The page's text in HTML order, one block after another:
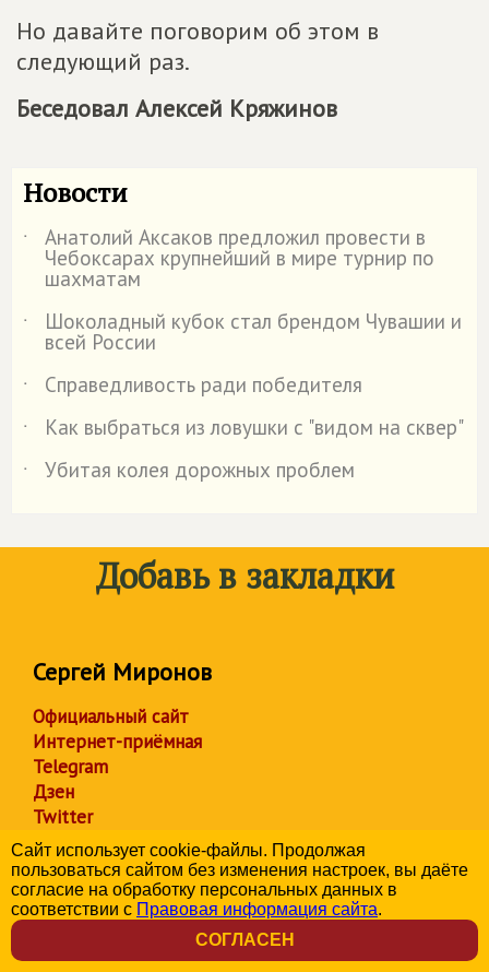
Но давайте поговорим об этом в
следующий раз.
Беседовал Алексей Кряжинов
Новости
˙ Анатолий Аксаков предложил провести в
Чебоксарах крупнейший в мире турнир по
шахматам
˙
Шоколадный кубок стал брендом Чувашии и
всей России
˙
Справедливость ради победителя
˙
Как выбраться из ловушки с "видом на сквер"
˙
Убитая колея дорожных проблем
Добавь в закладки
Сергей Миронов
Официальный сайт
Интернет-приёмная
Telegram
Дзен
Twitter
ВКонтакте
Одноклассники
Сайт использует cookie-файлы. Продолжая
пользоваться сайтом без изменения настроек, вы даёте
согласие на обработку персональных данных в
соответствии с Правовая информация сайта.
СОГЛАСЕН